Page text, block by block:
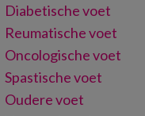
Diabetische voet
Reumatische voet
Oncologische voet
Spastische voet
Oudere voet